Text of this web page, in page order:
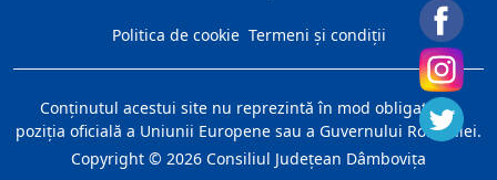
Politica de cookie Termeni și condiții
Conţinutul acestui site nu reprezintă în mod obligatoriu
poziţia oficială a Uniunii Europene sau a Guvernului României.
Copyright © 2026 Consiliul Judeţean Dâmboviţa